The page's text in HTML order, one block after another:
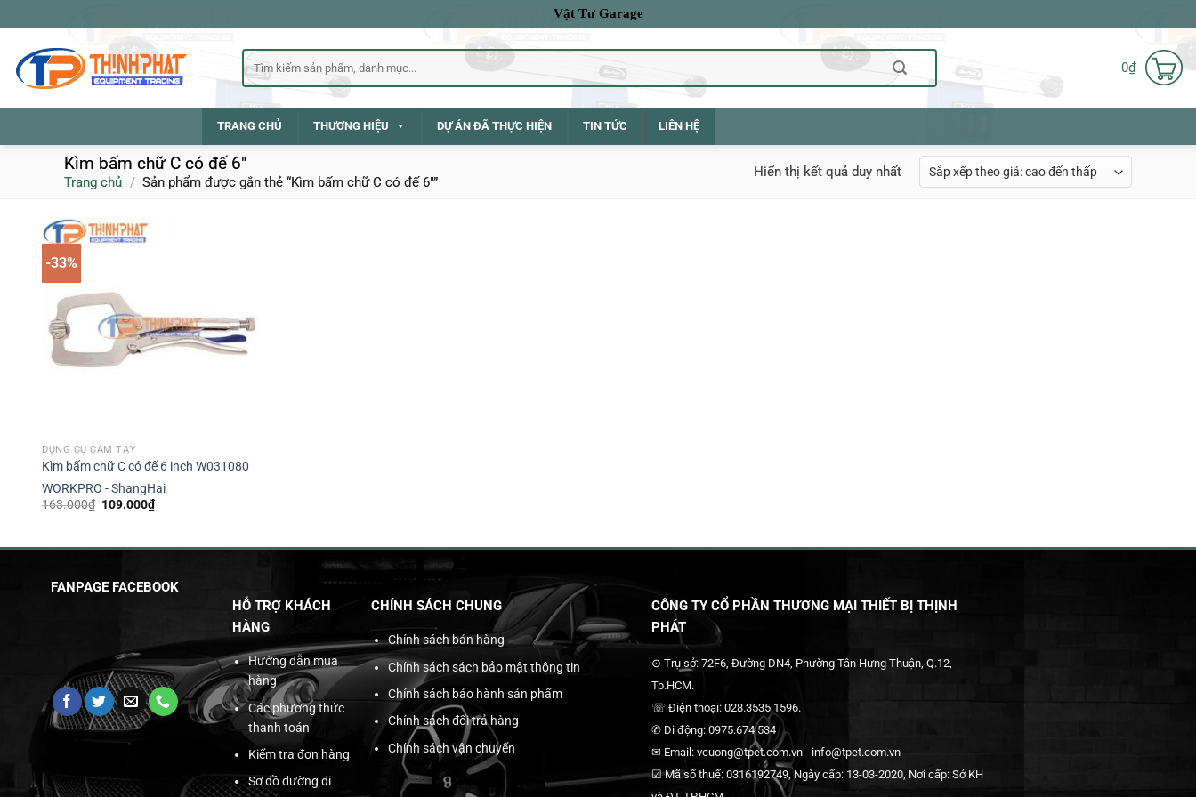
qua
dung
Vật Tư Garage
Tìm
kiếm:
0₫
TRANG CHỦ THƯƠNG HIỆU DỰ ÁN ĐÃ THỰC HIỆN TIN TỨC LIÊN HỆ
Kìm bấm chữ C có đế 6"
Trang chủ / Sản phẩm được gắn thẻ “Kìm bấm chữ C có đế 6"”
Hiển thị kết quả duy nhất
-33%
DỤNG CỤ CẦM TAY
Kìm bấm chữ C có đế 6 inch W031080
WORKPRO - ShangHai
163.000₫ Giá
109.000₫Giá
hiện
109.000₫.
FANPAGE FACEBOOK
HỖ TRỢ KHÁCH
HÀNG
Hướng dẫn mua
hàng
Các phương thức
thanh toán
Kiểm tra đơn hàng
Sơ đồ đường đi
CHÍNH SÁCH CHUNG
Chính sách bán hàng
Chính sách sách bảo mật thông tin
Chính sách bảo hành sản phẩm
Chính sách đổi trả hàng
Chính sách vận chuyển
CÔNG TY CỔ PHẦN THƯƠNG MẠI THIẾT BỊ THỊNH
PHÁT
⊙ Trụ sở: 72F6, Đường DN4, Phường Tân Hưng Thuận, Q.12,
Tp.HCM.
☏ Điện thoại: 028.3535.1596.
✆ Di động: 0975.674.534
✉ Email: vcuong@tpet.com.vn - info@tpet.com.vn
☑ Mã số thuế: 0316192749, Ngày cấp: 13-03-2020, Nơi cấp: Sở KH